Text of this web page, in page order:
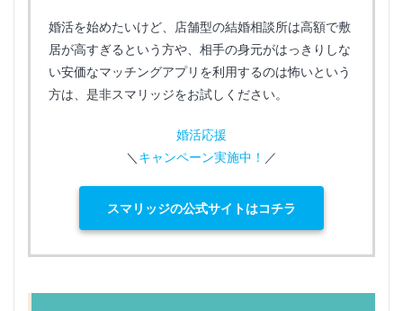
婚活を始めたいけど、店舗型の結婚相談所は高額で敷
居が高すぎるという方や、相手の身元がはっきりしな
い安価なマッチングアプリを利用するのは怖いという
方は、是非スマリッジをお試しください。
婚活応援
＼ キャンペーン実施中！ ／
スマリッジの公式サイトはコチラ